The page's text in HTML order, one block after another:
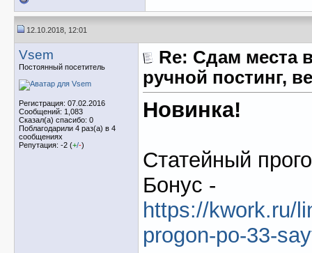
12.10.2018, 12:01
Vsem
Постоянный посетитель
Регистрация: 07.02.2016
Сообщений: 1,083
Сказал(а) спасибо: 0
Поблагодарили 4 раз(а) в 4
сообщениях
Репутация: -2 (+/-)
Re: Сдам места
ручной постинг,
Новинка!
Статейный
Бонус -
https://kwork.ru/
progon-po-33-